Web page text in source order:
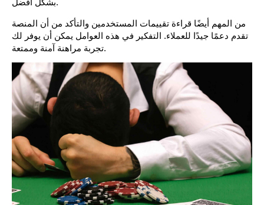
بشكل أفضل.
من المهم أيضًا قراءة تقييمات المستخدمين والتأكد من أن المنصة
تقدم دعمًا جيدًا للعملاء. التفكير في هذه العوامل يمكن أن يوفر لك
تجربة مراهنة آمنة وممتعة.